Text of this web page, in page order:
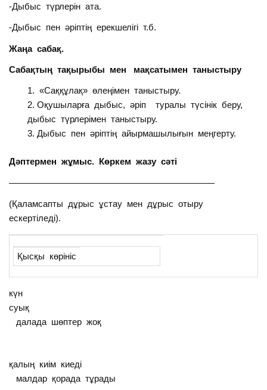
-Дыбыс түрлерін ата.
-Дыбыс пен әріптің ерекшелігі т.б.
Жаңа сабақ.
Сабақтың тақырыбы мен мақсатымен таныстыру
«Саққұлақ» өлеңімен таныстыру.
Оқушыларға дыбыс, әріп туралы түсінік беру,
дыбыс түрлерімен таныстыру.
Дыбыс пен әріптің айырмашылығын меңгерту.
Дәптермен жұмыс. Көркем жазу сәті
———————————————————————
(Қаламсапты дұрыс ұстау мен дұрыс отыру
ескертіледі).
Қысқы көрініс
күн
суық
далада шөптер жоқ
қалың киім киеді
малдар қорада тұрады